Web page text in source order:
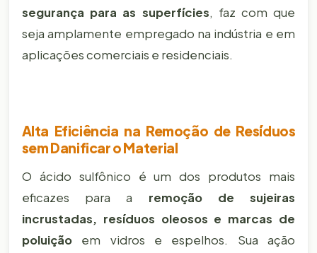
segurança para as superfícies, faz com que
seja amplamente empregado na indústria e em
aplicações comerciais e residenciais.
Alta Eficiência na Remoção de Resíduos
sem Danificar o Material
O ácido sulfônico é um dos produtos mais
eficazes para a remoção de sujeiras
incrustadas, resíduos oleosos e marcas de
poluiçãoem vidros e espelhos. Sua ação